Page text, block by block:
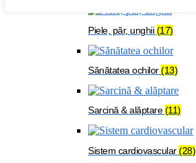
Piele, păr, unghii(17)
Sănătatea ochilor(13)
Sarcină & alăptare(11)
Sistem cardiovascular(28)